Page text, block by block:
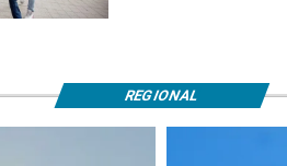
REGIONAL